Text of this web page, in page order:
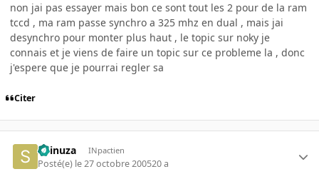
non jai pas essayer mais bon ce sont tout les 2 pour de la ram
tccd , ma ram passe synchro a 325 mhz en dual , mais jai
desynchro pour monter plus haut , le topic sur noky je
connais et je viens de faire un topic sur ce probleme la , donc
j'espere que je pourrai regler sa
Citer
Shinuza INpactien
Posté(e) le 27 octobre 200520 a